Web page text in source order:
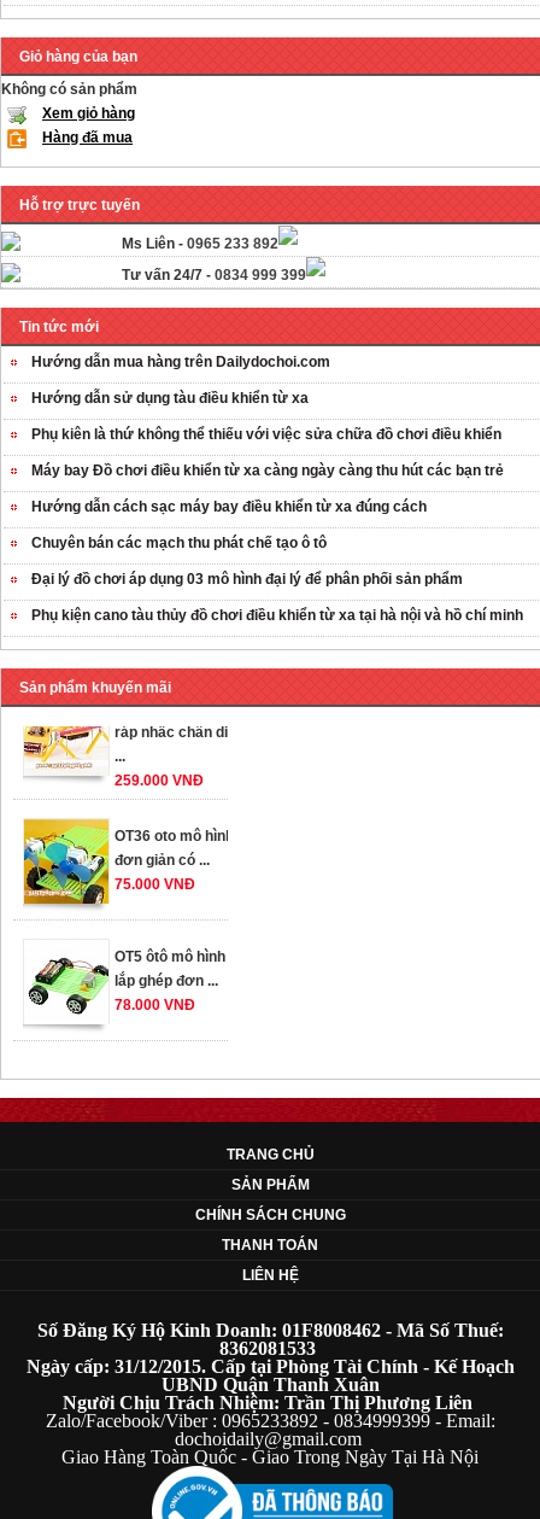
Giỏ hàng của bạn
Không có sản phẩm
Xem giỏ hàng
Hàng đã mua
Hỗ trợ trực tuyến
Ms Liên - 0965 233 892
Tư vấn 24/7 - 0834 999 399
Tin tức mới
Hướng dẫn mua hàng trên Dailydochoi.com
Hướng dẫn sử dụng tàu điều khiển từ xa
Phụ kiên là thứ không thể thiếu với việc sửa chữa đồ chơi điều khiển
Máy bay Đồ chơi điều khiển từ xa càng ngày càng thu hút các bạn trẻ
Hướng dẫn cách sạc máy bay điều khiển từ xa đúng cách
Chuyên bán các mạch thu phát chế tạo ô tô
Đại lý đồ chơi áp dụng 03 mô hình đại lý để phân phối sản phẩm
Phụ kiện cano tàu thủy đồ chơi điều khiển từ xa tại hà nội và hồ chí minh
Sản phẩm khuyến mãi
OT35 robot lắp
ráp nhấc chân di
259.000 VNĐ
OT36 oto mô hình
đơn giản có ...
75.000 VNĐ
OT5 ôtô mô hình
lắp ghép đơn ...
78.000 VNĐ
đơn giản cho ...
352.000 VNĐ
OT35 robot lắp
ráp nhấc chân di
OT36 oto mô hình
đơn giản có ...
75.000 VNĐ
OT5 ôtô mô hình
lắp ghép đơn ...
78.000 VNĐ
TRANG CHỦ
SẢN PHẨM
CHÍNH SÁCH CHUNG
THANH TOÁN
LIÊN HỆ
Số Đăng Ký Hộ Kinh Doanh: 01F8008462 - Mã Số Thuế:
8362081533
Ngày cấp: 31/12/2015. Cấp tại Phòng Tài Chính - Kế Hoạch
UBND Quận Thanh Xuân
Người Chịu Trách Nhiệm: Trần Thị Phương Liên
Zalo/Facebook/Viber : 0965233892 - 0834999399 - Email:
dochoidaily@gmail.com
Giao Hàng Toàn Quốc - Giao Trong Ngày Tại Hà Nội